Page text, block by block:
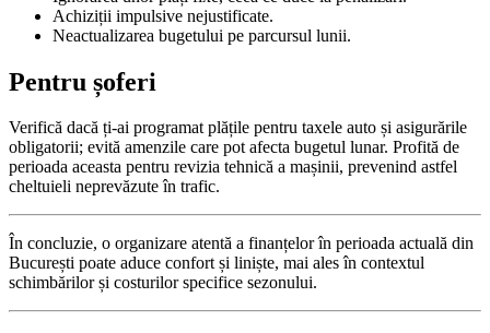
Achiziții impulsive nejustificate.
Neactualizarea bugetului pe parcursul lunii.
Pentru șoferi
Verifică dacă ți-ai programat plățile pentru taxele auto și asigurările
obligatorii; evită amenzile care pot afecta bugetul lunar. Profită de
perioada aceasta pentru revizia tehnică a mașinii, prevenind astfel
cheltuieli neprevăzute în trafic.
În concluzie, o organizare atentă a finanțelor în perioada actuală din
București poate aduce confort și liniște, mai ales în contextul
schimbărilor și costurilor specifice sezonului.